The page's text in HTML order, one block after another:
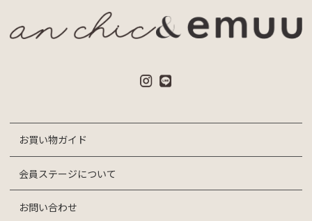
の発覚等により商品をご用意出来ない場合がございます。
へ
お買い物ガイド
会員ステージについて
お問い合わせ